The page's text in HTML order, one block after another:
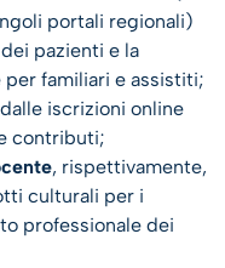
portali regionali)
pazienti e la
familiari e assistiti;
iscrizioni online
contributi;
, rispettivamente,
culturali per i
professionale dei